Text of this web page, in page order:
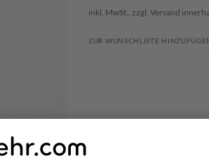
inkl. MwSt., zzgl. Versand
ZUR WUNSCHLISTE